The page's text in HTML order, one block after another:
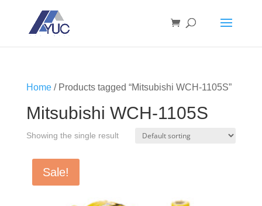
Home/ Products tagged “Mitsubishi WCH-1105S”
Mitsubishi WCH-1105S
Showing the single result
Sale!